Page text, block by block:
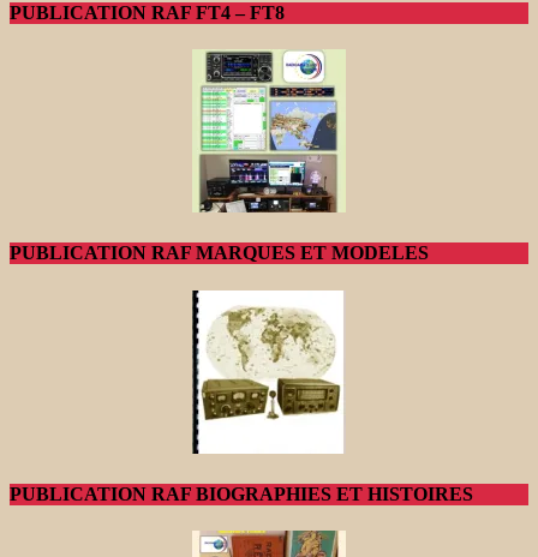
PUBLICATION RAF FT4 – FT8
PUBLICATION RAF MARQUES ET MODELES
PUBLICATION RAF BIOGRAPHIES ET HISTOIRES